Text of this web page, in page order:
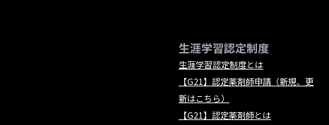
生涯学習認定制度
生涯学習認定制度とは
【G21】認定薬剤師申請（新規、更
新はこちら）
【G21】認定薬剤師とは